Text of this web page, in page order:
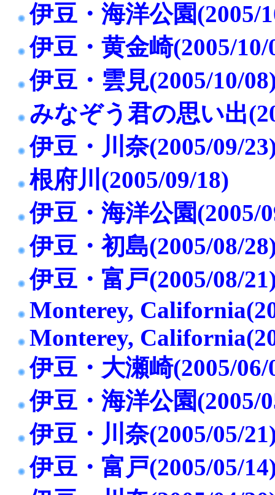
伊豆・海洋公園(2005/
伊豆・黄金崎(2005/10/
伊豆・雲見(2005/10/
みなぞう君の思い出
伊豆・川奈(2005/09/
根府川(2005/09/18)
伊豆・海洋公園(2005/
伊豆・初島(2005/08/
伊豆・富戸(2005/08/
Monterey,
Monterey,
伊豆・大瀬崎(2005/06/
伊豆・海洋公園(2005/
伊豆・川奈(2005/05/
伊豆・富戸(2005/05/